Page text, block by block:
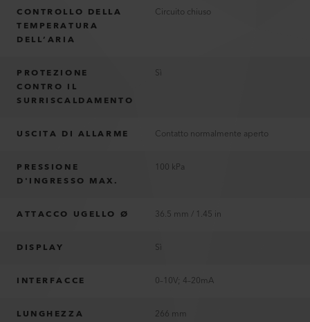
CONTROLLO DELLA
TEMPERATURA
DELL’ARIA
Circuito chiuso
PROTEZIONE
CONTRO IL
SURRISCALDAMENTO
Sì
USCITA DI ALLARME Contatto normalmente aperto
PRESSIONE
D'INGRESSO MAX.
100 kPa
ATTACCO UGELLO Ø 36.5 mm / 1.45 in
DISPLAY Sì
INTERFACCE 0–10V; 4–20mA
LUNGHEZZA 266 mm